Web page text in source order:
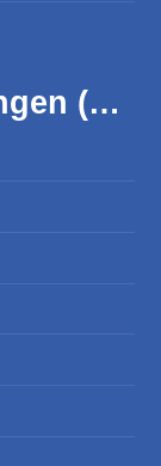
Rijinstructeur Opleidingen (WRM)